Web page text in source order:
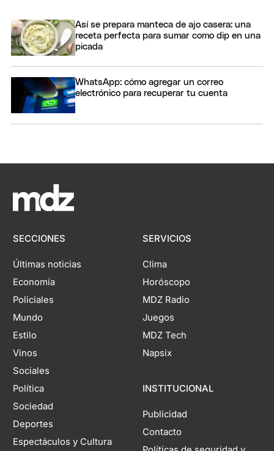
Así se prepara manteca de ajo casera: una
receta perfecta para sumar como dip en una
picada
WhatsApp: cómo agregar un correo
electrónico para recuperar tu cuenta
SECCIONES
Últimas noticias
Economía
Policiales
Mundo
Estilo
Vinos
Sociales
Política
Sociedad
Deportes
Espectáculos y Cultura
SERVICIOS
Clima
Horóscopo
MDZ Radio
Juegos
MDZ Tech
Napsix
INSTITUCIONAL
Publicidad
Contacto